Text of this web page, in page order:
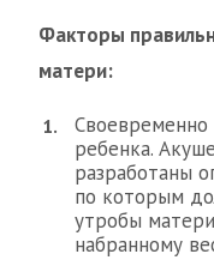
Факторы
матери:
Своевременно
ребенка.
разработаны
по которым
утробы
набранному